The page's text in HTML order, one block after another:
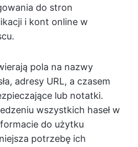
do stron
i kont online w
pola na nazwy
adresy URL, a czasem
lub notatki.
wszystkich haseł w
do użytku
potrzebę ich